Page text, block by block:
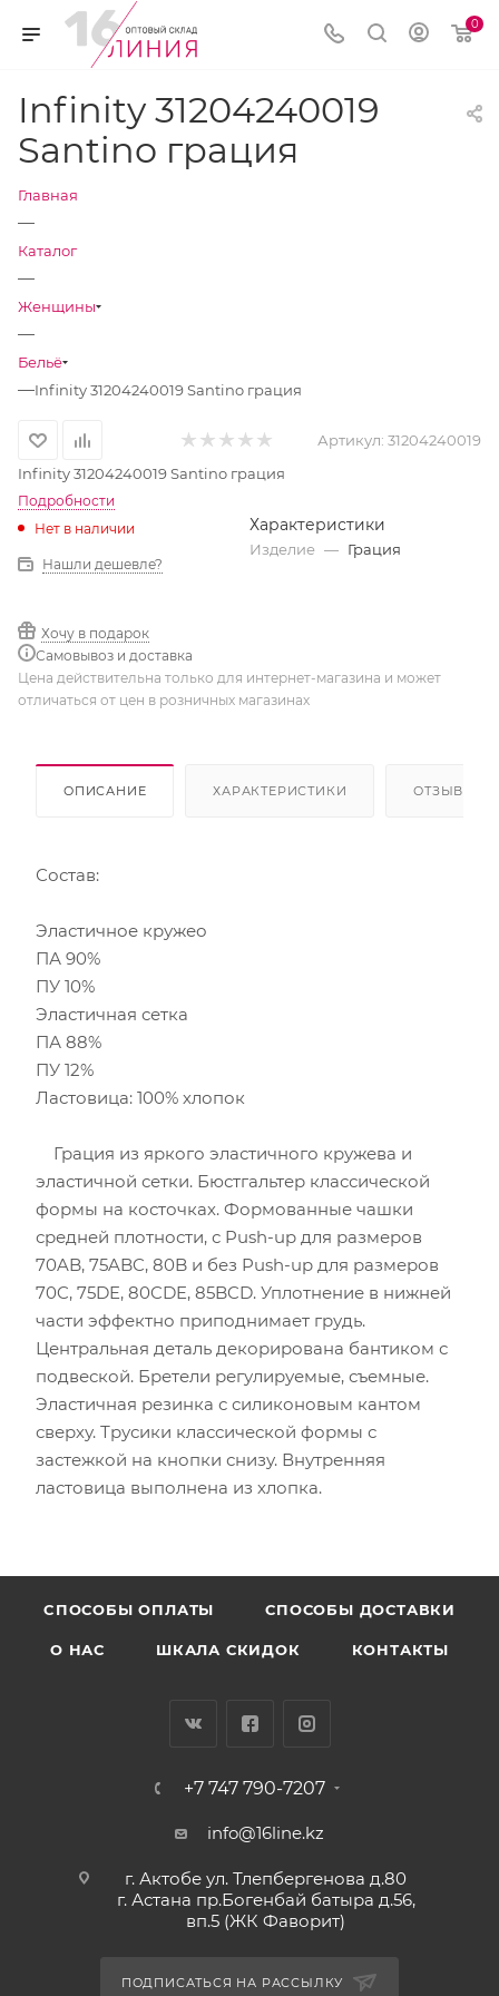
0
Infinity 31204240019
Santino грация
Главная
—
Каталог
—
Женщины
—
Бельё
—Infinity 31204240019 Santino грация
Артикул: 31204240019
Infinity 31204240019 Santino грация
Подробности
Нет в наличии
Нашли дешевле?
Хочу в подарок
Самовывоз и доставка
Характеристики
Изделие — Грация
Цена действительна только для интернет-магазина и может
отличаться от цен в розничных магазинах
ОПИСАНИЕ ХАРАКТЕРИСТИКИ ОТЗЫВЫ
Состав:
Эластичное кружео
ПА 90%
ПУ 10%
Эластичная сетка
ПА 88%
ПУ 12%
Ластовица: 100% хлопок
Грация из яркого эластичного кружева и
эластичной сетки. Бюстгальтер классической
формы на косточках. Формованные чашки
средней плотности, с Push-up для размеров
70AB, 75ABC, 80B и без Push-up для размеров
70C, 75DE, 80CDE, 85BCD. Уплотнение в нижней
части эффектно приподнимает грудь.
Центральная деталь декорирована бантиком с
подвеской. Бретели регулируемые, съемные.
Эластичная резинка с силиконовым кантом
сверху. Трусики классической формы с
застежкой на кнопки снизу. Внутренняя
ластовица выполнена из хлопка.
CПОСОБЫ ОПЛАТЫ СПОСОБЫ ДОСТАВКИ
О НАС ШКАЛА СКИДОК КОНТАКТЫ
+7 747 790-7207
info@16line.kz
г. Актобе ул. Тлепбергенова д.80
г. Астана пр.Богенбай батыра д.56,
вп.5 (ЖК Фаворит)
ПОДПИСАТЬСЯ НА РАССЫЛКУ